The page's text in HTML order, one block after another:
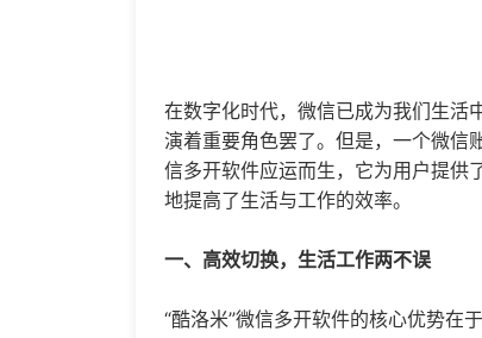
在数字化时代，微信已成为我们生活
演着重要角色罢了。但是，一个微信
信多开软件应运而生，它为用户提供
地提高了生活与工作的效率。
一、高效切换，生活工作两不误
“酷洛米”微信多开软件的核心优势在